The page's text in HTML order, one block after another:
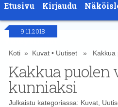
Etusivu Kirjaudu
9.11.2018
Koti» Kuvat• Uutiset» Kakkua
Kakkua puolen
kunniaksi
Julkaistu kategoriassa: Kuvat,